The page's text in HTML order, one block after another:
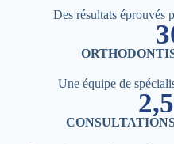
Des résultats éprouvés
Une équipe de